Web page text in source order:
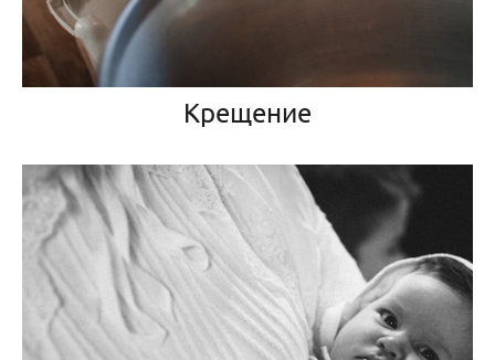
Крещение